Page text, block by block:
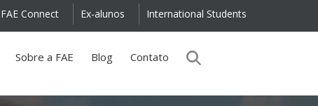
International Students
Ex-alunos
FAE Connect
Sobre a FAE Blog Contato